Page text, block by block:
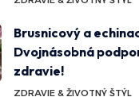
Brusnicový a
Dvojnásobná
zdravie!
ZDRAVIE & ŽIVOTNÝ ŠTÝL